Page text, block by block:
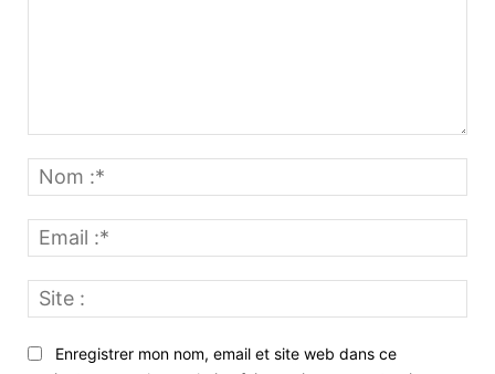
:*
:*
:
Enregistrer mon nom, email et site web dans ce